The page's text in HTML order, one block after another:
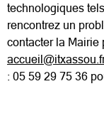
technologiques
rencontrez un
contacter la Mairie
: 05 59 29 75 36